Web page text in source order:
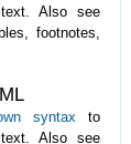
Also see
footnotes,
syntax to
Also see